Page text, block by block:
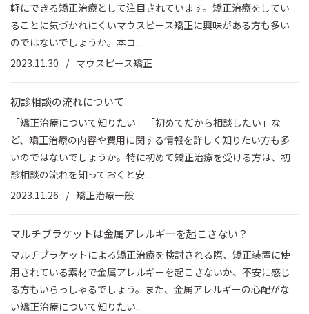
軽にできる矯正治療として注目されています。矯正治療をしてい
ることに気づかれにくいマウスピース矯正に興味がある方も多い
のではないでしょうか。本コ...
2023.11.30
マウスピース矯正
初診相談の流れについて
「矯正治療について知りたい」「初めてだから相談したい」な
ど、矯正治療の内容や費用に関する情報を詳しく知りたい方も多
いのではないでしょうか。特に初めて矯正治療を受ける方は、初
診相談の流れを知っておくと安...
2023.11.26
矯正治療一般
マルチブラケットは金属アレルギーを起こさない？
マルチブラケットによる矯正治療を検討される際、矯正装置に使
用されている素材で金属アレルギーを起こさないか、不安に感じ
る方もいらっしゃるでしょう。また、金属アレルギーの心配がな
い矯正治療について知りたい...